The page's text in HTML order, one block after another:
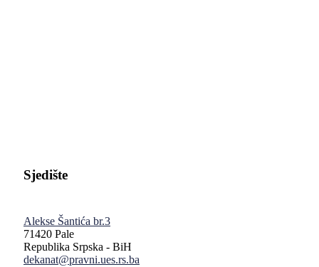
Sjedište
Alekse Šantića br.3
71420 Pale
Republika Srpska - BiH
dekanat@pravni.ues.rs.ba